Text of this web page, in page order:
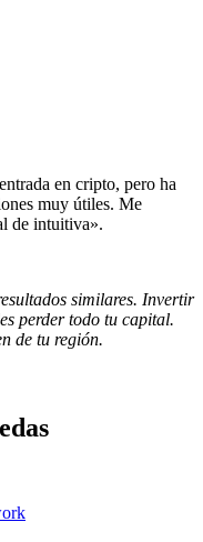
en cripto, pero ha
muy útiles. Me
de intuitiva».
similares. Invertir
perder todo tu capital.
de tu región.